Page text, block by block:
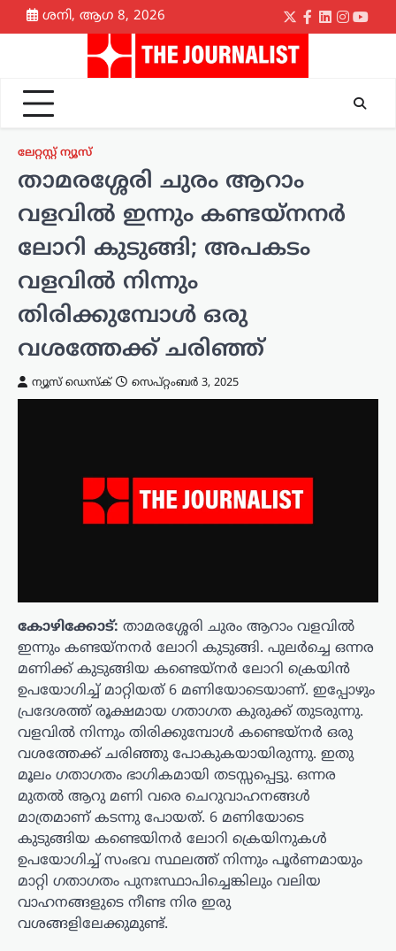
Skip
to
ശനി, ആഗ 8, 2026
Twitter
Facebook
LinkedIn
ലേറ്റസ്റ്റ് ന്യൂസ്
താമരശ്ശേരി ചുരം ആറാം
വളവിൽ ഇന്നും കണ്ടയ്നനർ
ലോറി കുടുങ്ങി; അപകടം
വളവിൽ നിന്നും
തിരിക്കുമ്പോൾ ഒരു
വശത്തേക്ക് ചരിഞ്ഞ്
ന്യൂസ് ഡെസ്ക് സെപ്റ്റംബർ 3, 2025
കോഴിക്കോട്: താമരശ്ശേരി ചുരം ആറാം വളവിൽ
ഇന്നും കണ്ടയ്നനർ ലോറി കുടുങ്ങി. പുലർച്ചെ ഒന്നര
മണിക്ക് കുടുങ്ങിയ കണ്ടെയ്നർ ലോറി ക്രെയിൻ
ഉപയോഗിച്ച് മാറ്റിയത് 6 മണിയോടെയാണ്. ഇപ്പോഴും
പ്രദേശത്ത് രൂക്ഷമായ ഗതാഗത കുരുക്ക് തുടരുന്നു.
വളവിൽ നിന്നും തിരിക്കുമ്പോൾ കണ്ടെയ്നർ ഒരു
വശത്തേക്ക് ചരിഞ്ഞു പോകുകയായിരുന്നു. ഇതു
മൂലം ഗതാഗതം ഭാഗികമായി തടസ്സപ്പെട്ടു. ഒന്നര
മുതൽ ആറു മണി വരെ ചെറുവാഹനങ്ങൾ
മാത്രമാണ് കടന്നു പോയത്. 6 മണിയോടെ
കുടുങ്ങിയ കണ്ടെയിനർ ലോറി ക്രെയിനുകൾ
ഉപയോഗിച്ച് സംഭവ സ്ഥലത്ത് നിന്നും പൂർണമായും
മാറ്റി ഗതാഗതം പുനഃസ്ഥാപിച്ചെങ്കിലും വലിയ
വാഹനങ്ങളുടെ നീണ്ട നിര ഇരു
വശങ്ങളിലേക്കുമുണ്ട്.